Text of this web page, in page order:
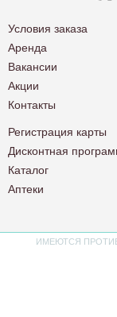
Условия заказа
Аренда
Вакансии
Акции
Контакты
Регистрация карты
Дисконтная
Каталог
Аптеки
ИМЕЮТСЯ